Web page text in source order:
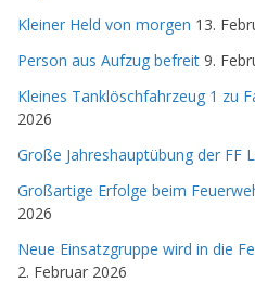
Kleiner Held von morgen 13.
Person aus Aufzug befreit 9.
Kleines Tanklöschfahrzeug 1 zu
2026
Große Jahreshauptübung der FF
Großartige Erfolge beim
2026
Neue Einsatzgruppe wird in die
2. Februar 2026